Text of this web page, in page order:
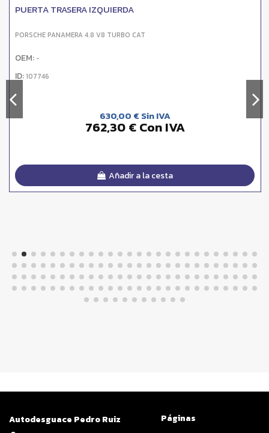
PUERTA TRASERA IZQUIERDA
PORSCHE PANAMERA 4.8 V8 TURBO CAT
OEM: -
ID:107746
630,00 € Sin IVA
762,30 € Con IVA
Añadir a la cesta
Autodesguace Pedro Ruiz
Páginas